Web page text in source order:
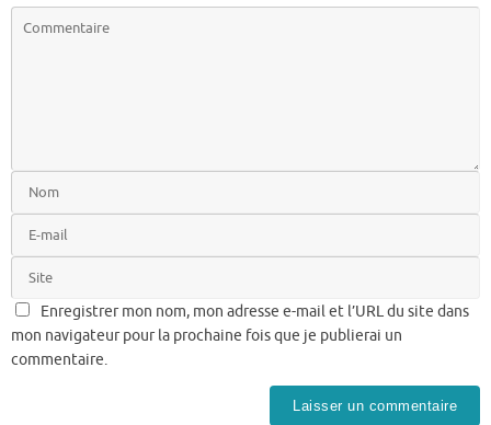
Enregistrer mon nom, mon adresse e-mail et l’URL du site dans
mon navigateur pour la prochaine fois que je publierai un
commentaire.